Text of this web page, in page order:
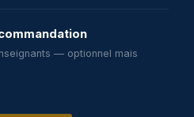
— optionnel mais